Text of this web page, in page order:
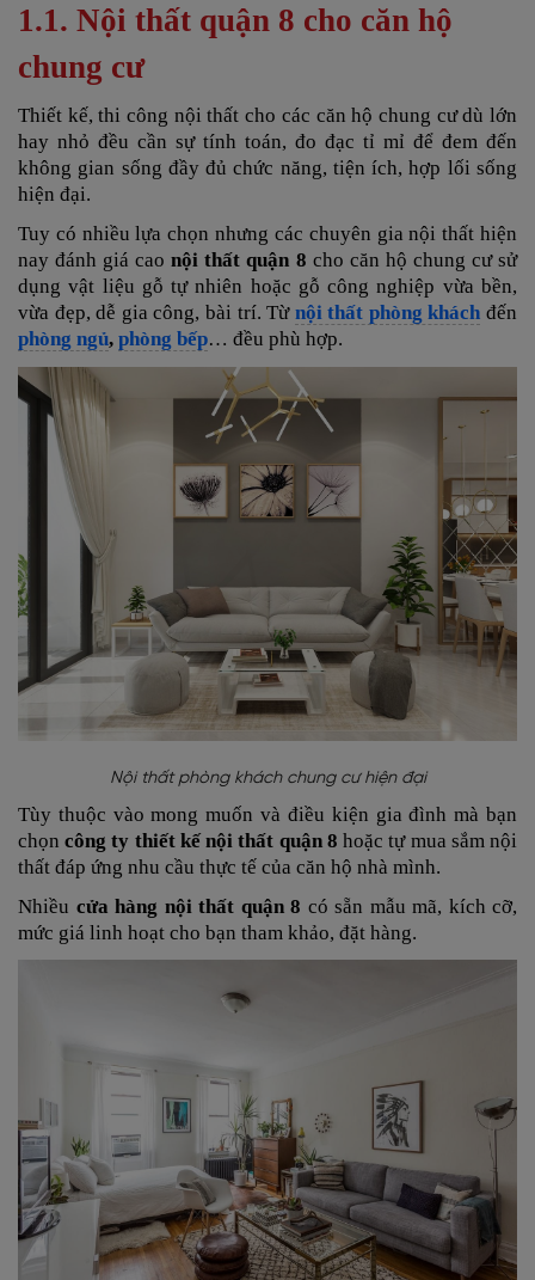
1.1. Nội thất quận 8 cho căn hộ
chung cư
Thiết kế, thi công nội thất cho các căn hộ chung cư dù lớn
hay nhỏ đều cần sự tính toán, đo đạc tỉ mỉ để đem đến
không gian sống đầy đủ chức năng, tiện ích, hợp lối sống
hiện đại.
Tuy có nhiều lựa chọn nhưng các chuyên gia nội thất hiện
nay đánh giá caonội thất quận 8 cho căn hộ chung cư sử
dụng vật liệu gỗ tự nhiên hoặc gỗ công nghiệp vừa bền,
vừa đẹp, dễ gia công, bài trí. Từ nội thất phòng khách đến
phòng ngủ, phòng bếp… đều phù hợp.
Nội thất phòng khách chung cư hiện đại
Tùy thuộc vào mong muốn và điều kiện gia đình mà bạn
chọncông ty thiết kế nội thất quận 8hoặc tự mua sắm nội
thất đáp ứng nhu cầu thực tế của căn hộ nhà mình.
Nhiều cửa hàng nội thất quận 8 có sẵn mẫu mã, kích cỡ,
mức giá linh hoạt cho bạn tham khảo, đặt hàng.